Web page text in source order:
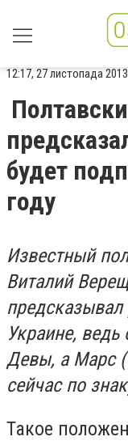
12:17, 27 листопада
будет
году
Известный
Виталий
Украине,
Девы, а Марс
сейчас по
Такое